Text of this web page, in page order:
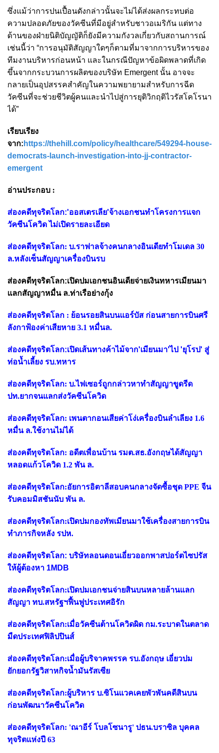
ซึ่งแม้ว่าการปนเปื้อนดังกล่าวนั้นจะไม่ได้ส่งผลกระทบต่อ
ความปลอดภัยของวัคซีนที่มีอยู่สำหรับชาวอเมริกัน แต่ทาง
ด้านของฝ่ายนิติบัญญัติก็ยังมีความกังวลเกี่ยวกับสถานการณ์
เช่นนี้ว่า “การอนุมัติสัญญาใดๆก็ตามที่มาจากการบริหารของ
ทีมงานบริหารก่อนหน้า และในกรณีปัญหาข้อผิดพลาดที่เกิด
ขึ้นจากกระบวนการผลิตของบริษัท Emergent นั้น อาจจะ
กลายเป็นอุปสรรคสำคัญในความพยายามสำหรับการฉีด
วัคซีนที่จะช่วยชีวิตผู้คนและนำไปสู่การยุติวิกฤติไวรัสโคโรนา
ได้”
เรียบเรียง
จาก: https://thehill.com/policy/healthcare/549294-house-
democrats-launch-investigation-into-jj-contractor-
emergent
อ่านประกอบ :
ส่องคดีทุจริตโลก:'ออสเตรเลีย'จ้างเอกชนทำโครงการแจก
วัคซีนโควิด ไม่เปิดรายละเอียด
ส่องคดีทุจริตโลก: บ.ราฟาลจ้างคนกลางอินเดียทำโมเดล 30
ล.หลังเซ็นสัญญาเครื่องบินรบ
ส่องคดีทุจริตโลก:เปิดปมเอกชนอินเดียจ่ายเงินทหารเมียนมา
แลกสัญญาหมื่น ล.ท่าเรือย่างกุ้ง
ส่องคดีทุจริตโลก : ย้อนรอยสินบนแอร์บัส ก่อนสายการบินศรี
ลังกาฟ้องค่าเสียหาย 3.1 หมื่นล.
ส่องคดีทุจริตโลก:เปิดเส้นทางค้าไม้จาก'เมียนมา'ไป 'ยุโรป' สู่
ท่อน้ำเลี้ยง รบ.ทหาร
ส่องคดีทุจริตโลก: บ.ไฟเซอร์ถูกกล่าวหาทำสัญญาขูดรีด
ปท.ยากจนแลกส่งวัคซีนโควิด
ส่องคดีทุจริตโลก: เพนตากอนเสียค่าโง่เครื่องบินลำเลียง 1.6
หมื่น ล.ใช้งานไม่ได้
ส่องคดีทุจริตโลก: อดีตเพื่อนบ้าน รมต.สธ.อังกฤษได้สัญญา
หลอดแก้วโควิด 1.2 พัน ล.
ส่องคดีทุจริตโลก:อัยการอิตาลีสอบคนกลางจัดซื้อชุด PPE จีน
รับคอมมิสชันนับ พัน ล.
ส่องคดีทุจริตโลก:เปิดปมกองทัพเมียนมาใช้เครื่องสายการบิน
ทำภารกิจหลัง รปห.
ส่องคดีทุจริตโลก: บริษัทลอนดอนเอี่ยวออกพาสปอร์ตไซปรัส
ให้ผู้ต้องหา 1MDB
ส่องคดีทุจริตโลก:เปิดปมเอกชนจ่ายสินบนหลายล้านแลก
สัญญา ทบ.สหรัฐฯฟื้นฟูประเทศอิรัก
ส่องคดีทุจริตโลก:เมื่อวัคซีนต้านโควิดผิด กม.ระบาดในตลาด
มืดประเทศฟิลิปปินส์
ส่องคดีทุจริตโลก:เมื่อผู้บริจาคพรรค รบ.อังกฤษ เอี่ยวปม
ยักยอกรัฐวิสาหกิจน้ำมันรัสเซีย
ส่องคดีทุจริตโลก:ผู้บริหาร บ.ซิโนแวคเคยพัวพันคดีสินบน
ก่อนพัฒนาวัคซีนโควิด
ส่องคดีทุจริตโลก: 'ณาอีร์ โบลโซนารู' ปธน.บราซิล บุคคล
ทุจริตแห่งปี 63